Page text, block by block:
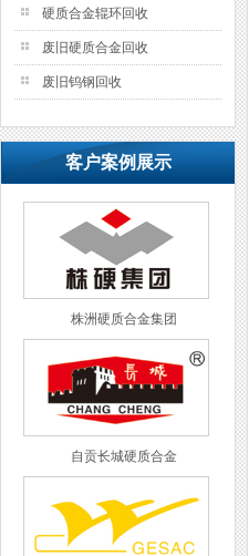
硬质合金辊环回收
废旧硬质合金回收
废旧钨钢回收
客户案例展示
株洲硬质合金集团
自贡长城硬质合金